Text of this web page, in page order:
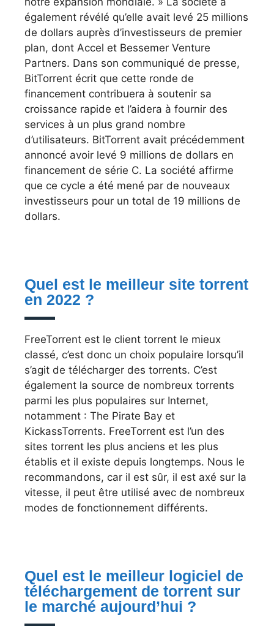
également révélé qu’elle avait levé 25 millions
de dollars auprès d’investisseurs de premier
plan, dont Accel et Bessemer Venture
Partners. Dans son communiqué de presse,
BitTorrent écrit que cette ronde de
financement contribuera à soutenir sa
croissance rapide et l’aidera à fournir des
services à un plus grand nombre
d’utilisateurs. BitTorrent avait précédemment
annoncé avoir levé 9 millions de dollars en
financement de série C. La société affirme
que ce cycle a été mené par de nouveaux
investisseurs pour un total de 19 millions de
dollars.
Quel est le meilleur site torrent
en 2022 ?
FreeTorrent est le client torrent le mieux
classé, c’est donc un choix populaire lorsqu’il
s’agit de télécharger des torrents. C’est
également la source de nombreux torrents
parmi les plus populaires sur Internet,
notamment : The Pirate Bay et
KickassTorrents. FreeTorrent est l’un des
sites torrent les plus anciens et les plus
établis et il existe depuis longtemps. Nous le
recommandons, car il est sûr, il est axé sur la
vitesse, il peut être utilisé avec de nombreux
modes de fonctionnement différents.
Quel est le meilleur logiciel de
téléchargement de torrent sur
le marché aujourd’hui ?